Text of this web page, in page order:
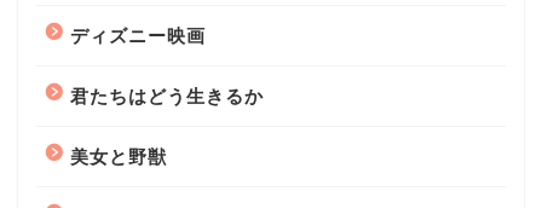
ディズニー映画
君たちはどう生きるか
美女と野獣